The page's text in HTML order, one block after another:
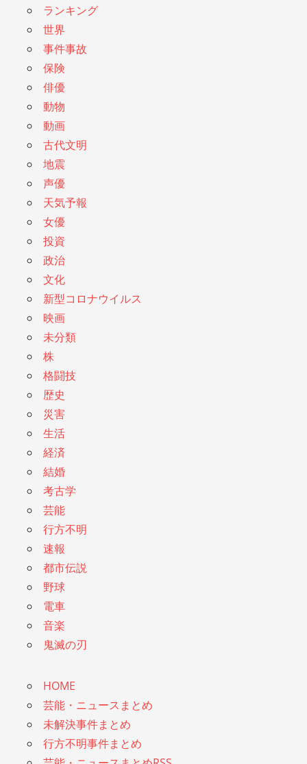
ランキング
世界
事件事故
保険
俳優
動物
動画
古代文明
地震
声優
天気予報
女優
投資
政治
文化
新型コロナウイルス
映画
未分類
株
格闘技
歴史
災害
生活
経済
結婚
考古学
芸能
行方不明
速報
都市伝説
野球
電車
音楽
鬼滅の刃
HOME
芸能・ニュースまとめ
未解決事件まとめ
行方不明事件まとめ